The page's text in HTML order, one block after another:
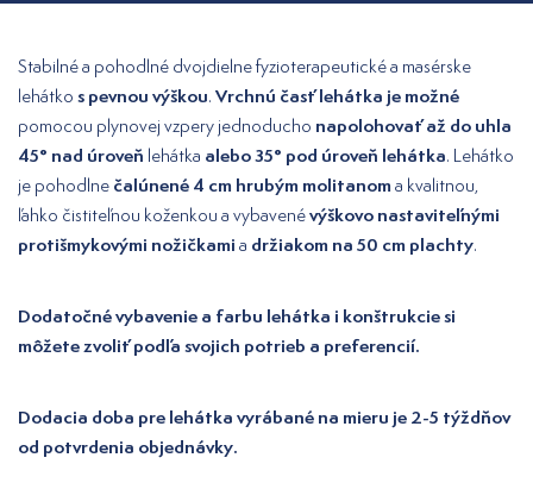
Stabilné a pohodlné dvojdielne fyzioterapeutické a masérske
lehátko s pevnou výškou. Vrchnú časť lehátka je možné
pomocou plynovej vzpery jednoducho napolohovať až do uhla
45° nad úroveň lehátka alebo 35° pod úroveň lehátka. Lehátko
je pohodlne čalúnené 4 cm hrubým molitanom a kvalitnou,
ľahko čistiteľnou koženkou a vybavenévýškovo nastaviteľnými
protišmykovými nožičkami a držiakom na 50 cm plachty.
Dodatočné vybavenie a farbu lehátka i konštrukcie si
môžete zvoliť podľa svojich potrieb a preferencií.
Dodacia doba pre lehátka vyrábané na mieru je 2-5 týždňov
od potvrdenia objednávky.